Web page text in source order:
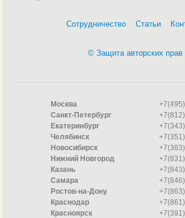
Сотрудничество Статьи
© Защита авторских прав
Москва
Санкт-Петербург
Екатеринбург
Челябинск
Новосибирск
Нижний Новгород
Казань
Самара
Ростов-на-Дону
Краснодар
Красноярск